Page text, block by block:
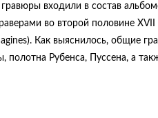
входили в состав
во второй половине
Как выяснилось, общие
Рубенса, Пуссена, а